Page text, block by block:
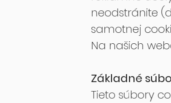
neodstránite
samotnej
Na našich
Základné
Tieto súbory